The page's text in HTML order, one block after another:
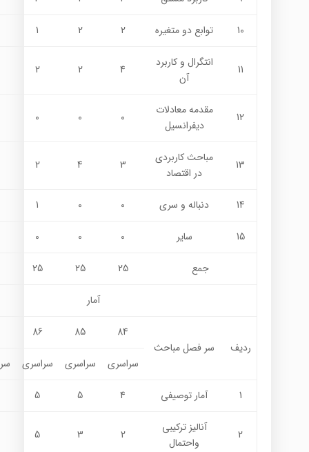
10 توابع دو متغیره 2
2
1
11
انتگرال و كاربرد
آن
4
2
2
12
مقدمه معادلات
ديفرانسيل
0
0
0
13
مباحث کاربردی
در اقتصاد
3
4
2
14 دنباله و سري 0
0
1
15 ساير 0
0
0
جمع 25
25
25
آمار
ردیف سر فصل مباحث
84
85
86
سراسری سراسری سراسری
1 آمار توصیفی 4
5
5
2
آنالیز ترکیبی
واحتمال
2
3
5